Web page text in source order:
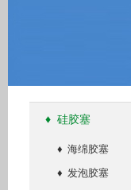
♦ 硅胶塞
♦ 海绵胶塞
♦ 发泡胶塞